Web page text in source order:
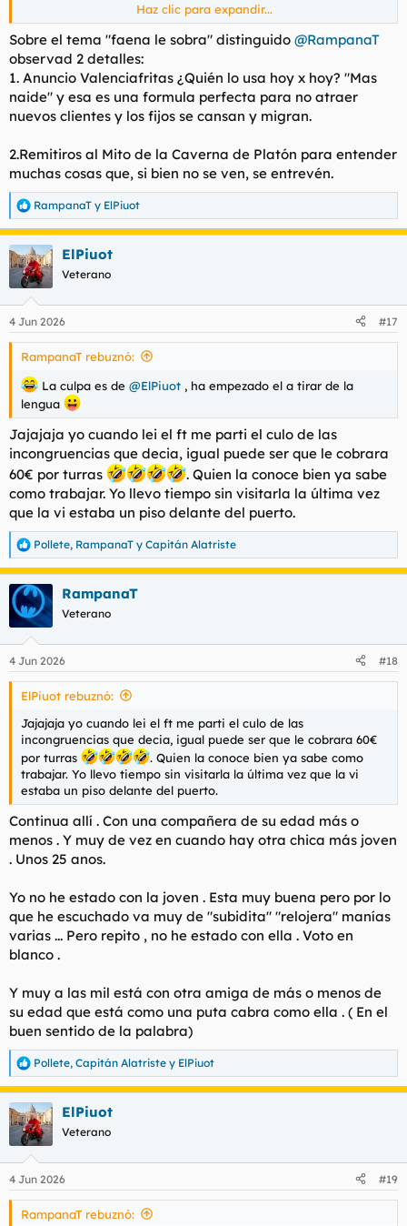
Se escriba la experiencia que se escriba sobre Laura , no
cambia ya la reputación que tiene está mujer que lleva toda la
vida metida en esto.
Faena le sobra por todos lados , no tiene necesidad de marear
a nadie que escriba sobre ella .
Haz clic para expandir...
Sobre el tema "faena le sobra" distinguido @RampanaT
observad 2 detalles:
1. Anuncio Valenciafritas ¿Quién lo usa hoy x hoy? "Mas
naide" y esa es una formula perfecta para no atraer
nuevos clientes y los fijos se cansan y migran.
2.Remitiros al Mito de la Caverna de Platón para entender
muchas cosas que, si bien no se ven, se entrevén.
R
e
a
c
c
i
e
s
RampanaT y ElPiuot
ElPiuot
Veterano
4 Jun 2026 #17
RampanaT rebuznó:
La culpa es de@ElPiuot , ha empezado el a tirar de la
lengua
Jajajaja yo cuando lei el ft me parti el culo de las
incongruencias que decia, igual puede ser que le cobrara
60€ por turras
. Quien la conoce bien ya sabe
como trabajar. Yo llevo tiempo sin visitarla la última vez
que la vi estaba un piso delante del puerto.
R
e
a
c
c
i
e
s
Pollete, RampanaT y Capitán Alatriste
RampanaT
Veterano
4 Jun 2026 #18
ElPiuot rebuznó:
Jajajaja yo cuando lei el ft me parti el culo de las
incongruencias que decia, igual puede ser que le cobrara 60€
por turras
. Quien la conoce bien ya sabe como
trabajar. Yo llevo tiempo sin visitarla la última vez que la vi
estaba un piso delante del puerto.
Continua allí . Con una compañera de su edad más o
menos . Y muy de vez en cuando hay otra chica más joven
. Unos 25 anos.
Yo no he estado con la joven . Esta muy buena pero por lo
que he escuchado va muy de "subidita" "relojera" manías
varias ... Pero repito , no he estado con ella . Voto en
blanco .
Y muy a las mil está con otra amiga de más o menos de
su edad que está como una puta cabra como ella . ( En el
buen sentido de la palabra)
R
e
c
c
i
e
s
Pollete, Capitán Alatriste y ElPiuot
ElPiuot
Veterano
4 Jun 2026 #19
RampanaT rebuznó: